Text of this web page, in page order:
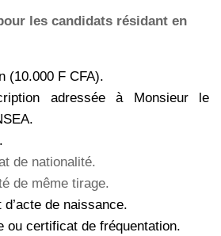
les candidats résidant en
(10.000 F CFA).
adressée à Monsieur le
de nationalité.
de même tirage.
d’acte de naissance.
ou certificat de fréquentation.